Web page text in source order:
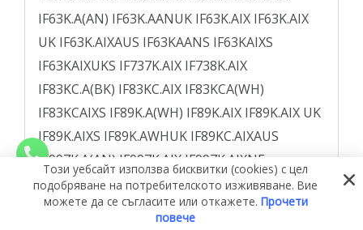
Този уебсайт използва бисквитки (cookies) с цел
подобряване на потребителското изживяване. Вие
можете да се съгласите или откажете. Прочети
повече